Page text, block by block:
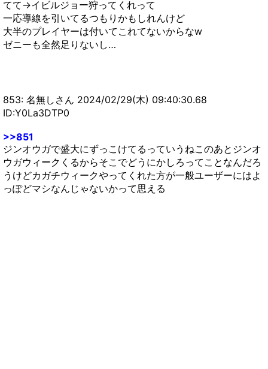
てて→イビルジョー狩ってくれって
一応導線を引いてるつもりかもしれんけど
大半のプレイヤーは付いてこれてないからなw
ゼニーも全然足りないし…
853: 名無しさん 2024/02/29(木) 09:40:30.68
ID:Y0La3DTP0
>>851
ジンオウガで盛大にずっこけてるっていうねこのあとジンオ
ウガウィークくるからそこでどうにかしろってことなんだろ
うけどカガチウィークやってくれた方が一般ユーザーにはよ
っぽどマシなんじゃないかって思える